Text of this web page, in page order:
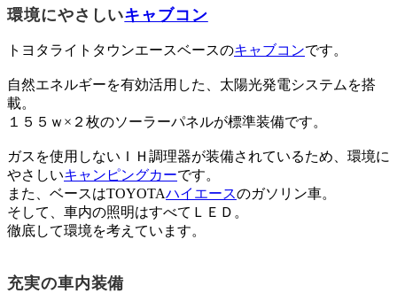
環境にやさしいキャブコン
トヨタライトタウンエースベースのキャブコンです。
自然エネルギーを有効活用した、太陽光発電システムを搭
載。
１５５ｗ×２枚のソーラーパネルが標準装備です。
ガスを使用しないＩＨ調理器が装備されているため、環境に
やさしいキャンピングカーです。
また、ベースはTOYOTAハイエースのガソリン車。
そして、車内の照明はすべてＬＥＤ。
徹底して環境を考えています。
充実の車内装備